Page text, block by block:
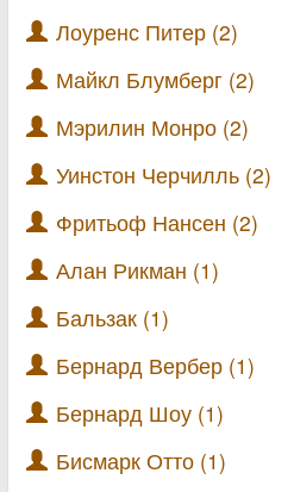
Лоуренс Питер (2)
Майкл Блумберг (2)
Мэрилин Монро (2)
Уинстон Черчилль (2)
Фритьоф Нансен (2)
Алан Рикман (1)
Бальзак (1)
Бернард Вербер (1)
Бернард Шоу (1)
Бисмарк Отто (1)